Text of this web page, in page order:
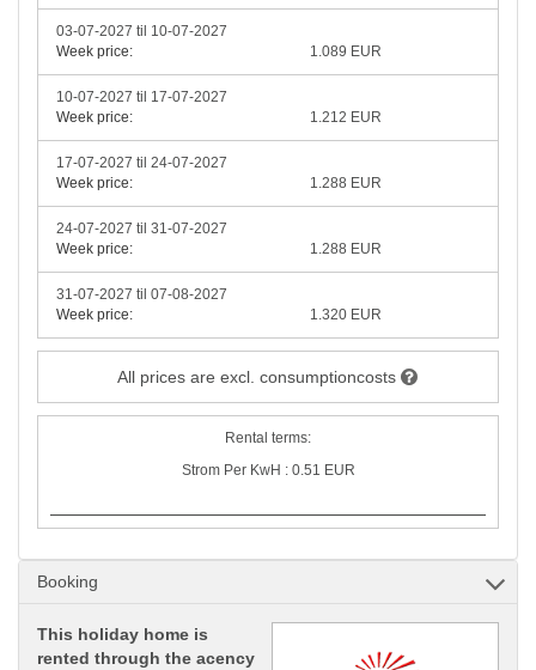
03-07-2027 til 10-07-2027
Week price:
1.089 EUR
10-07-2027 til 17-07-2027
Week price:
1.212 EUR
17-07-2027 til 24-07-2027
Week price:
1.288 EUR
24-07-2027 til 31-07-2027
Week price:
1.288 EUR
31-07-2027 til 07-08-2027
Week price:
1.320 EUR
All prices are excl. consumptioncosts
Rental terms:
Strom Per KwH : 0.51 EUR
Booking
This holiday home is
rented through the acency